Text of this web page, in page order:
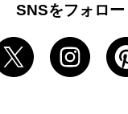
SNSをフォロー